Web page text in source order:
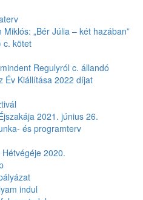
Miklós: „Bér Júlia – két hazában”
c. kötet
Regulyról c. állandó
Év Kiállítása 2022 díjat
2021. június 26.
és programterv
2020.
indul